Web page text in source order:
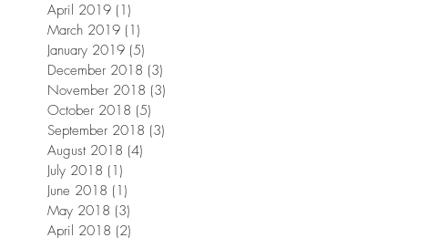
April 2019 (1)
March 2019 (1)
January 2019 (5)
December 2018 (3)
November 2018 (3)
October 2018 (5)
September 2018 (3)
August 2018 (4)
July 2018 (1)
June 2018 (1)
May 2018 (3)
April 2018 (2)